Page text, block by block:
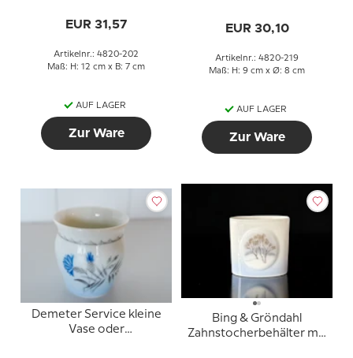
EUR 31,57
Artikelnr.: 4820-202
Maß: H: 12 cm x B: 7 cm
AUF LAGER
Zur Ware
EUR 30,10
Artikelnr.: 4820-219
Maß: H: 9 cm x Ø: 8 cm
AUF LAGER
Zur Ware
Demeter Service kleine
Vase oder
Bing & Gröndahl
Zahnstocherbehälter mit